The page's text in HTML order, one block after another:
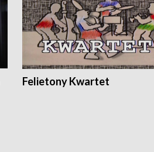
Felietony Kwartet